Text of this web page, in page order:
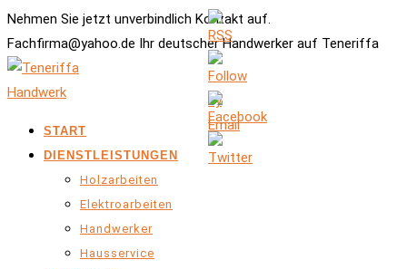
Nehmen Sie jetzt unverbindlich Kontakt auf.
Fachfirma@yahoo.de Ihr deutscher Handwerker auf Teneriffa
START
DIENSTLEISTUNGEN
Holzarbeiten
Elektroarbeiten
Handwerker
Hausservice